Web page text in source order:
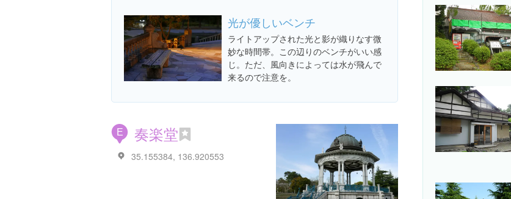
光が優しいベンチ
ライトアップされた光と影が織りなす微
妙な時間帯。この辺りのベンチがいい感
じ。ただ、風向きによっては水が飛んで
来るので注意を。
E 奏楽堂
35.155384, 136.920553